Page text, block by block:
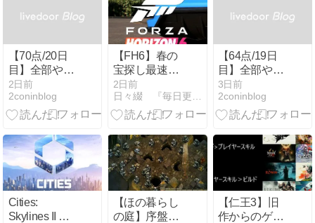
ぎる理由を徹
底レビュー
(2025/09/29
【70点/20日
目】全部やる
夏休みが終わ
るまで残り
25/44日〜そろ
よ〜
2日前
2coninblog
【FH6】春の
宝探し最速攻
略！高城地域
の宝箱と、
Pagani Huayra
リアンエキゾ
チック最終週
（2026/8/7）
2日前
日々綴 『毎日更新し続けるブログ』
【64点/19日
目】全部やる
夏休みは残り
26/44日〜宿題
すれば完璧な
3日前
2coninblog
Cities:
Skylines II ア
【ほの暮らし
の庭】序盤お
【仁王3】旧
作からのゲー